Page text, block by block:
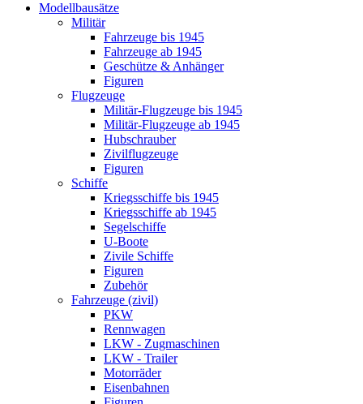
Modellbausätze
Militär
Fahrzeuge bis 1945
Fahrzeuge ab 1945
Geschütze & Anhänger
Figuren
Flugzeuge
Militär-Flugzeuge bis 1945
Militär-Flugzeuge ab 1945
Hubschrauber
Zivilflugzeuge
Figuren
Schiffe
Kriegsschiffe bis 1945
Kriegsschiffe ab 1945
Segelschiffe
U-Boote
Zivile Schiffe
Figuren
Zubehör
Fahrzeuge (zivil)
PKW
Rennwagen
LKW - Zugmaschinen
LKW - Trailer
Motorräder
Eisenbahnen